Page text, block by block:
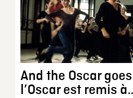
And the Oscar
l’Oscar est remis